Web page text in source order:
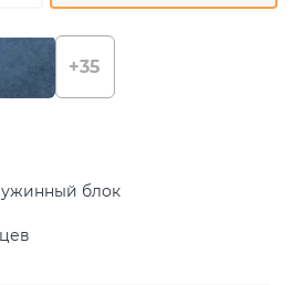
+35
блок